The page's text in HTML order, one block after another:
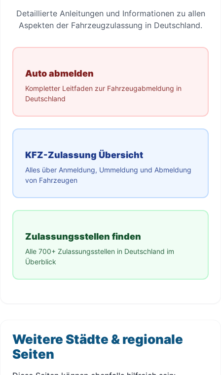
Detaillierte Anleitungen und Informationen zu allen
Aspekten der Fahrzeugzulassung in Deutschland.
Auto abmelden
Kompletter Leitfaden zur Fahrzeugabmeldung in
Deutschland
KFZ-Zulassung Übersicht
Alles über Anmeldung, Ummeldung und Abmeldung
von Fahrzeugen
Zulassungsstellen finden
Alle 700+ Zulassungsstellen in Deutschland im
Überblick
Weitere Städte & regionale
Seiten